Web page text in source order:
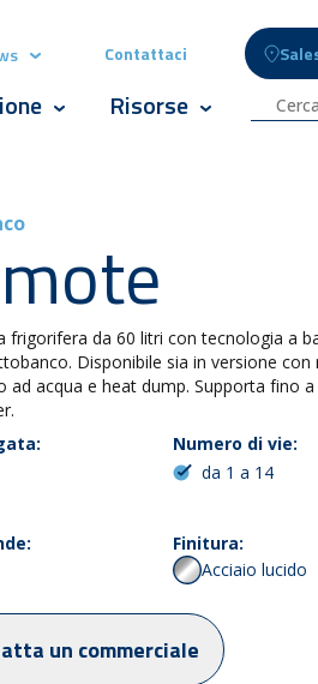
People
Show submenu for Celli News
Contattaci
ServiziShow submenu for Innovazione
Risorse Show
frigorifera da 60 litri con tecnologia a
Disponibile sia in versione
acqua e heat dump. Supporta fino
Numero di vie:
da 1 a 14
Finitura:
Acciaio lucido
un commerciale